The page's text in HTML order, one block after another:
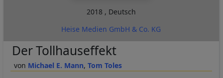
2018 , Deutsch
Heise Medien GmbH & Co. KG
Michael E. Mann Tom Toles
Der Tollhauseffekt